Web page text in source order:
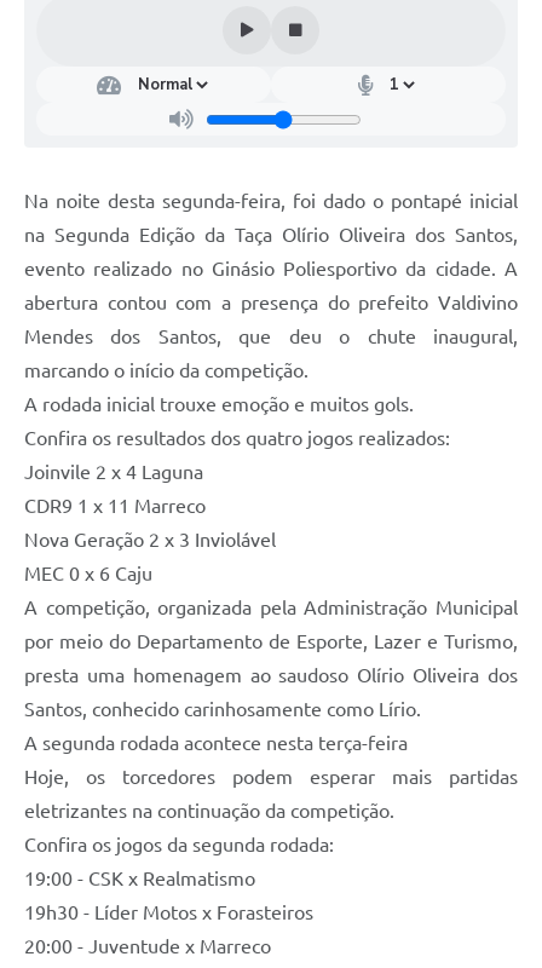
Editais
Links
Serviços Online
Telefones Úteis
Jornal
Agenda
Diário Oficial
Contato
Na noite desta segunda-feira, foi dado o pontapé inicial
na Segunda Edição da Taça Olírio Oliveira dos Santos,
evento realizado no Ginásio Poliesportivo da cidade. A
abertura contou com a presença do prefeito Valdivino
Mendes dos Santos, que deu o chute inaugural,
marcando o início da competição.
A rodada inicial trouxe emoção e muitos gols.
Confira os resultados dos quatro jogos realizados:
Joinvile 2 x 4 Laguna
CDR9 1 x 11 Marreco
Nova Geração 2 x 3 Inviolável
MEC 0 x 6 Caju
A competição, organizada pela Administração Municipal
por meio do Departamento de Esporte, Lazer e Turismo,
presta uma homenagem ao saudoso Olírio Oliveira dos
Santos, conhecido carinhosamente como Lírio.
A segunda rodada acontece nesta terça-feira
Hoje, os torcedores podem esperar mais partidas
eletrizantes na continuação da competição.
Confira os jogos da segunda rodada:
19:00 - CSK x Realmatismo
19h30 - Líder Motos x Forasteiros
20:00 - Juventude x Marreco